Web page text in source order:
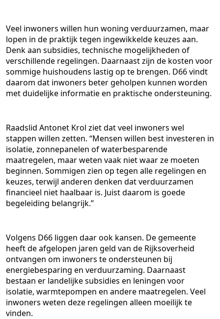
Veel inwoners willen hun woning verduurzamen, maar
lopen in de praktijk tegen ingewikkelde keuzes aan.
Denk aan subsidies, technische mogelijkheden of
verschillende regelingen. Daarnaast zijn de kosten voor
sommige huishoudens lastig op te brengen. D66 vindt
daarom dat inwoners beter geholpen kunnen worden
met duidelijke informatie en praktische ondersteuning.
Raadslid Antonet Krol ziet dat veel inwoners wel
stappen willen zetten. “Mensen willen best investeren in
isolatie, zonnepanelen of waterbesparende
maatregelen, maar weten vaak niet waar ze moeten
beginnen. Sommigen zien op tegen alle regelingen en
keuzes, terwijl anderen denken dat verduurzamen
financieel niet haalbaar is. Juist daarom is goede
begeleiding belangrijk.”
Volgens D66 liggen daar ook kansen. De gemeente
heeft de afgelopen jaren geld van de Rijksoverheid
ontvangen om inwoners te ondersteunen bij
energiebesparing en verduurzaming. Daarnaast
bestaan er landelijke subsidies en leningen voor
isolatie, warmtepompen en andere maatregelen. Veel
inwoners weten deze regelingen alleen moeilijk te
vinden.